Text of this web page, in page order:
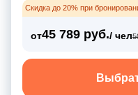
Скидка до 20% при
от45 789 руб./ чел